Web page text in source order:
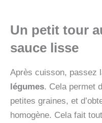
Un petit tour
sauce lisse
Après cuisson, passez
légumes. Cela permet
petites graines, et
homogène. Cela fait